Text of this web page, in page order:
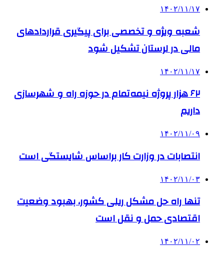
۱۴۰۲/۱۱/۱۷
شعبه ویژه و تخصصی برای پیگیری قراردادهای
مالی در لرستان تشکیل شود
۱۴۰۲/۱۱/۱۷
۶۲ هزار پروژه نیمه تمام در حوزه راه و شهرسازی
داریم
۱۴۰۲/۱۱/۰۹
انتصابات در وزارت کار براساس شایستگی است
۱۴۰۲/۱۱/۰۳
تنها راه حل مشکل ریلی کشور، بهبود وضعیت
اقتصادی حمل و نقل است
۱۴۰۲/۱۱/۰۲